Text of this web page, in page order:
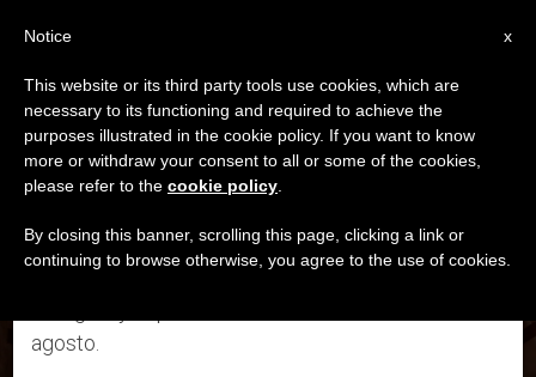
ETIQUETA
Posts Tagged
‘Mezquita-Catedral’
ÚLTIMAS NOTICIAS
×
Aviso importante
Del 27 de julio al 7 de agosto haremos la pausa
anual, aprovechando que en el periodo de verano
se generan menos informaciones y también el
agosto.
x
Notice
This website or its third party tools use cookies, which are
necessary to its functioning and required to achieve the
purposes illustrated in the cookie policy. If you want to know
more or withdraw your consent to all or some of the cookies,
please refer to the cookie policy
By closing this banner, scrolling this page, clicking a link or
continuing to browse otherwise, you agree to the use of cookies.